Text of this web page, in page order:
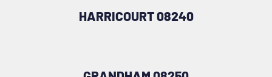
HARRICOURT 08240